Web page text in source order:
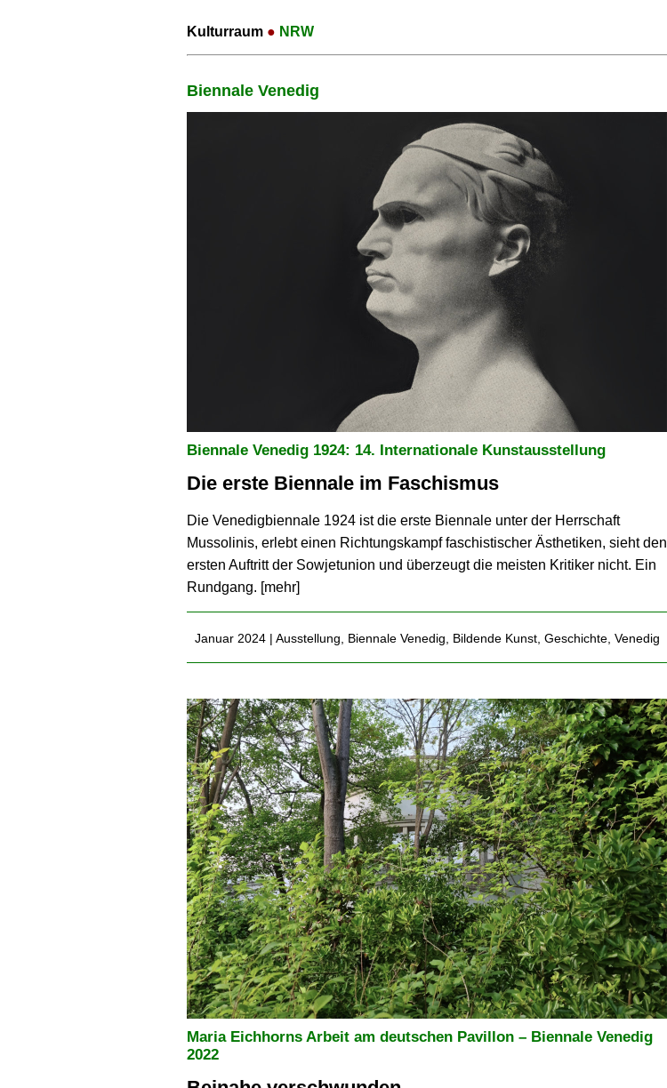
Kulturraum ● NRW
Biennale Venedig
Biennale Venedig 1924: 14. Internationale Kunstausstellung
Die erste Biennale im Faschismus
Die Venedigbiennale 1924 ist die erste Biennale unter der Herrschaft
Mussolinis, erlebt einen Richtungskampf faschistischer Ästhetiken, sieht den
ersten Auftritt der Sowjetunion und überzeugt die meisten Kritiker nicht. Ein
Rundgang. [mehr]
Januar 2024 | Ausstellung Biennale Venedig Bildende Kunst, Geschichte, Venedig
Maria Eichhorns Arbeit am deutschen Pavillon – Biennale Venedig
2022